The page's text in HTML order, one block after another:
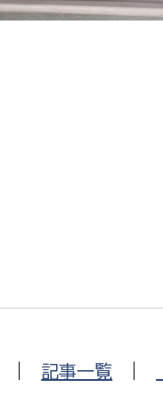
教育総務課
記事一覧